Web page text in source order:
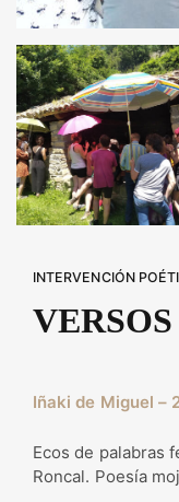
INTERVENCIÓN
Iñaki de Miguel –
Ecos de palabras
Roncal. Poesía